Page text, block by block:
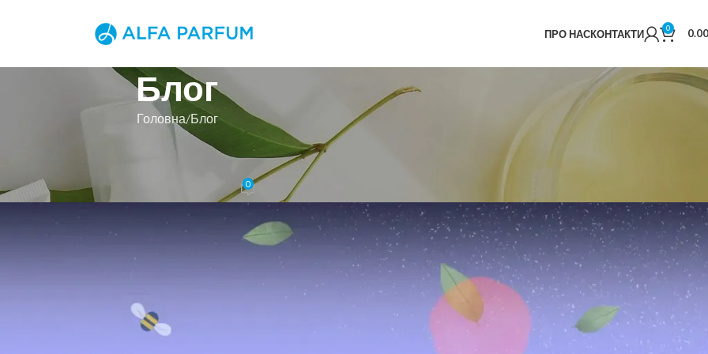
ПРО НАСКОНТАКТИ 0 0.00
Блог
Головна Блог
БЛОГ
Весняні знижки на улюблену парфумерію!
Увімкнено 9 Квітня, 2021 0